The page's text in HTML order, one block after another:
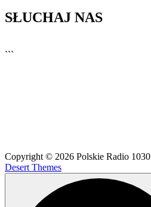
SŁUCHAJ NAS
```
Copyright © 2026 Polskie Radio
Desert Themes